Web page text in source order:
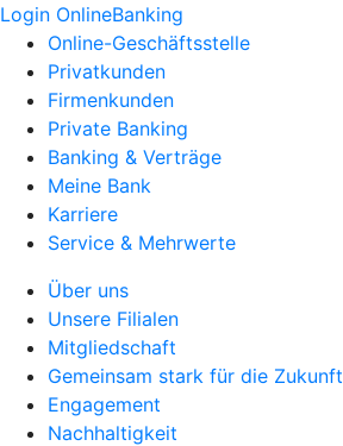
Login OnlineBanking
Online-Geschäftsstelle
Privatkunden
Firmenkunden
Private Banking
Banking & Verträge
Meine Bank
Karriere
Service & Mehrwerte
Über uns
Unsere Filialen
Mitgliedschaft
Gemeinsam stark für die Zukunft
Engagement
Nachhaltigkeit